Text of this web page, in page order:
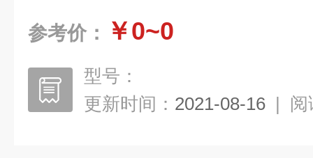
参考价： ￥0~0
型号：
更新时间： 2021-08-16 | 阅